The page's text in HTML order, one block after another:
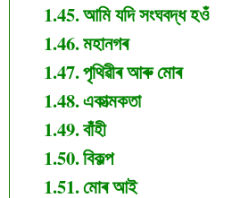
আমি যদি সংঘবদ্ধ হওঁ
মহানগৰ
পৃথিৱীৰ আৰু মোৰ
একাত্মকতা
বাঁহী
বিকল্প
মোৰ আই